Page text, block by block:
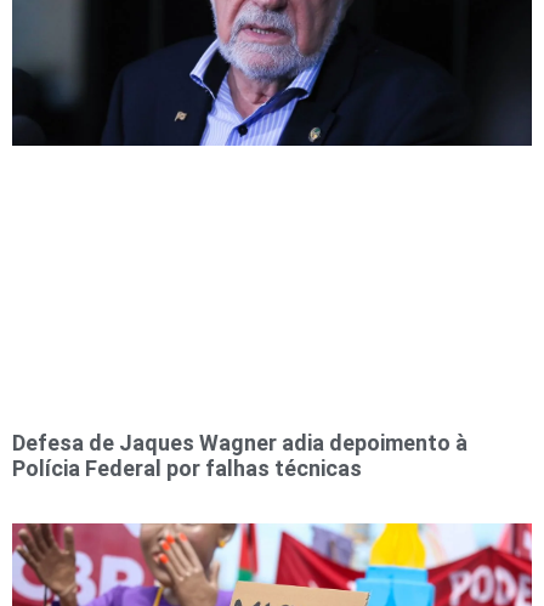
Defesa de Jaques Wagner adia depoimento à
Polícia Federal por falhas técnicas